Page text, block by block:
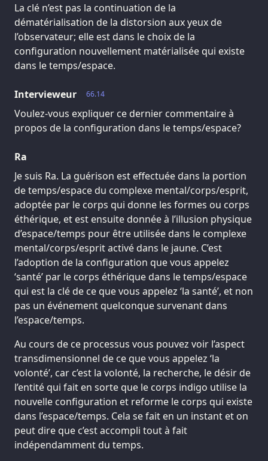
La clé n’est pas la continuation de la
dématérialisation de la distorsion aux yeux de
l’observateur; elle est dans le choix de la
configuration nouvellement matérialisée qui existe
dans le temps/espace.
66.14
Intervieweur
Voulez-vous expliquer ce dernier commentaire à
propos de la configuration dans le temps/espace?
Ra
Je suis Ra. La guérison est effectuée dans la portion
de temps/espace du complexe mental/corps/esprit,
adoptée par le corps qui donne les formes ou corps
éthérique, et est ensuite donnée à l’illusion physique
d’espace/temps pour être utilisée dans le complexe
mental/corps/esprit activé dans le jaune. C’est
l’adoption de la configuration que vous appelez
‘santé’ par le corps éthérique dans le temps/espace
qui est la clé de ce que vous appelez ‘la santé’, et non
pas un événement quelconque survenant dans
l’espace/temps.
Au cours de ce processus vous pouvez voir l’aspect
transdimensionnel de ce que vous appelez ‘la
volonté’, car c’est la volonté, la recherche, le désir de
l’entité qui fait en sorte que le corps indigo utilise la
nouvelle configuration et reforme le corps qui existe
dans l’espace/temps. Cela se fait en un instant et on
peut dire que c’est accompli tout à fait
indépendamment du temps.